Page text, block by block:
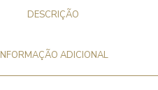
DESCRIÇÃO
ADICIONAL